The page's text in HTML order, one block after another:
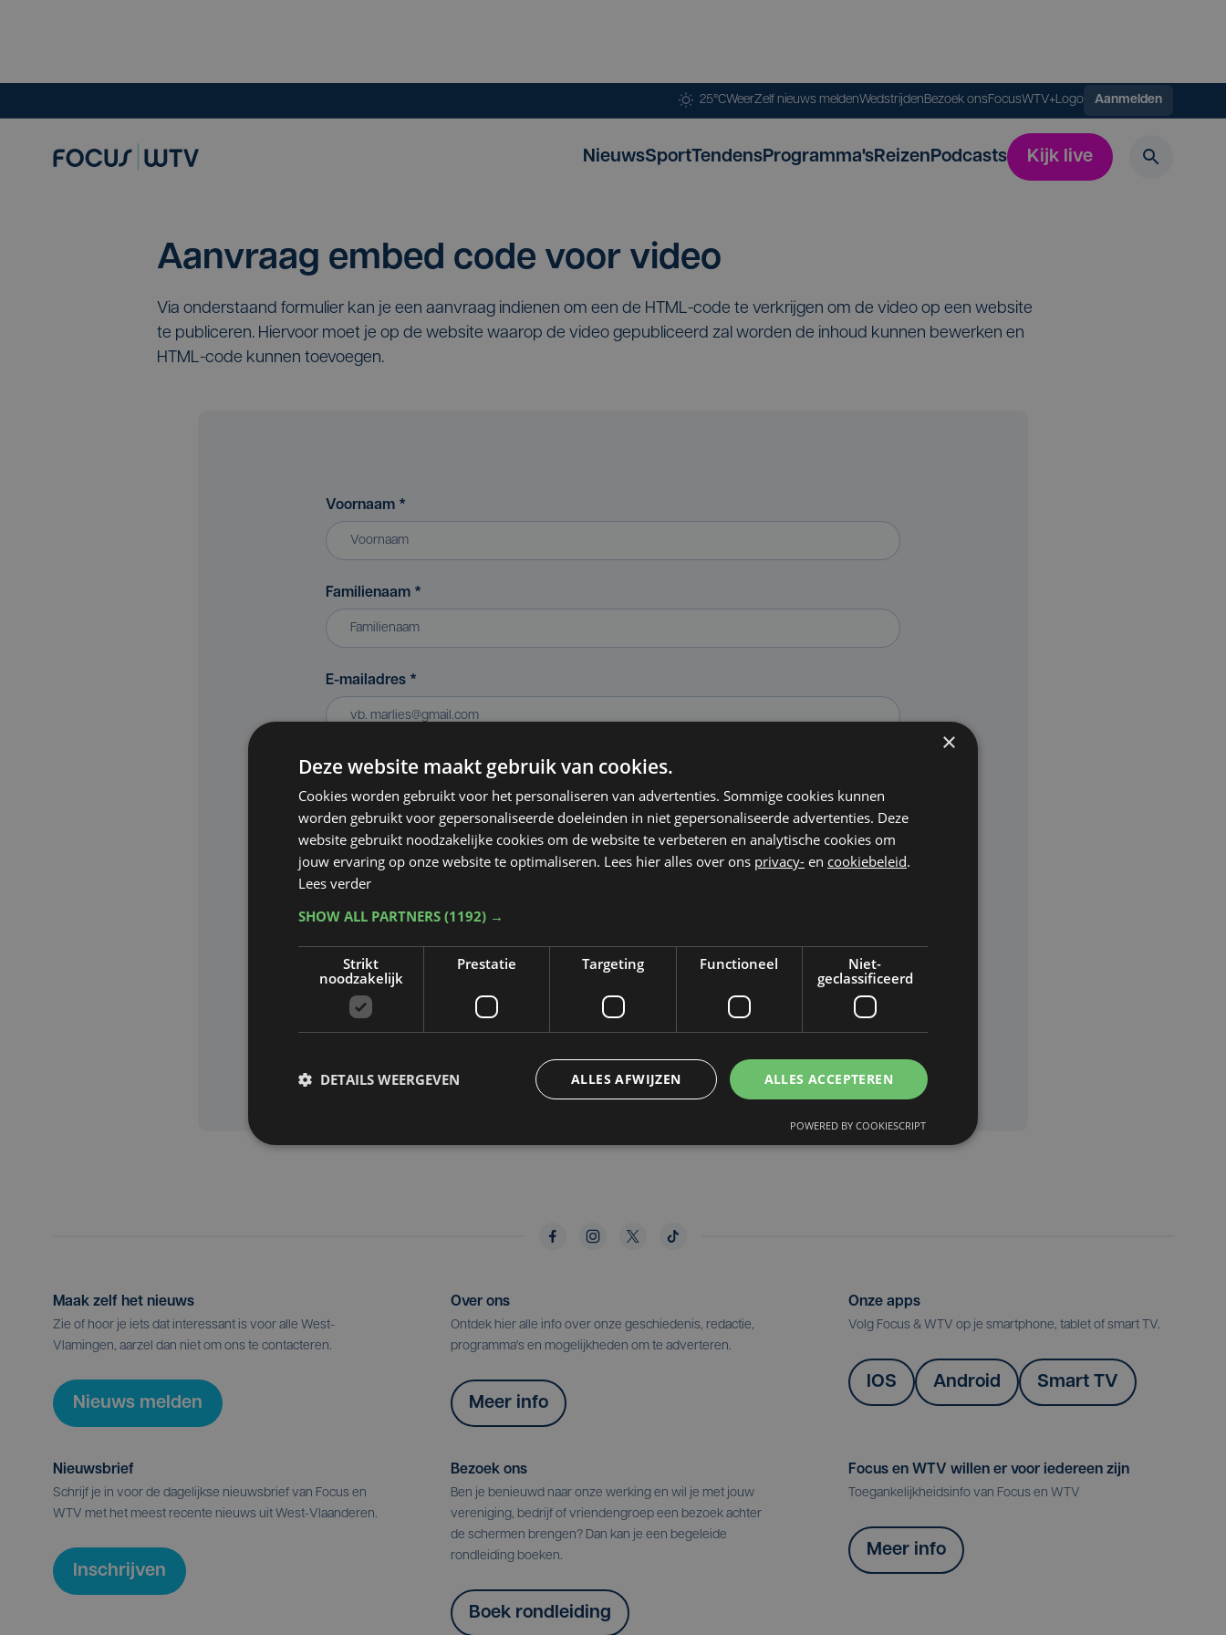
25°CWeerZelf nieuws meldenWedstrijdenBezoek onsFocusWTV+Logo Aanmelden
NieuwsSportTendensProgramma'sReizenPodcasts Kijk live
Aanvraag embed code voor video
Via onderstaand formulier kan je een aanvraag indienen om een de HTML-code te verkrijgen om de video op een website
te publiceren. Hiervoor moet je op de website waarop de video gepubliceerd zal worden de inhoud kunnen bewerken en
HTML-code kunnen toevoegen.
Voornaam *
Familienaam *
E-mailadres *
Bedrijf of vereniging (indien van toepassing)
Website waarop de video gepubliceerd zal worden*
Google zijn van toepassing.
Aanvragen
Maak zelf het nieuws
Zie of hoor je iets dat interessant is voor alle West-
Vlamingen, aarzel dan niet om ons te contacteren.
Nieuws melden
Over ons
Ontdek hier alle info over onze geschiedenis, redactie,
programma's en mogelijkheden om te adverteren.
Meer info
Onze apps
Volg Focus & WTV op je smartphone, tablet of smart TV.
IOS Android Smart TV
Nieuwsbrief
Schrijf je in voor de dagelijkse nieuwsbrief van Focus en
WTV met het meest recente nieuws uit West-Vlaanderen.
Inschrijven
Bezoek ons
Ben je benieuwd naar onze werking en wil je met jouw
vereniging, bedrijf of vriendengroep een bezoek achter
de schermen brengen? Dan kan je een begeleide
rondleiding boeken.
Boek rondleiding
Focus en WTV willen er voor iedereen zijn
Toegankelijkheidsinfo van Focus en WTV
Meer info
×
Deze website maakt gebruik van cookies.
Cookies worden gebruikt voor het personaliseren van advertenties. Sommige cookies kunnen
worden gebruikt voor gepersonaliseerde doeleinden in niet gepersonaliseerde advertenties. Deze
website gebruikt noodzakelijke cookies om de website te verbeteren en analytische cookies om
jouw ervaring op onze website te optimaliseren. Lees hier alles over ons privacy- en cookiebeleid.
Lees verder
SHOW ALL PARTNERS (1192) →
Strikt
noodzakelijk
Prestatie Targeting Functioneel
Niet-
geclassificeerd
ALLES ACCEPTEREN
ALLES AFWIJZEN
DETAILS WEERGEVEN
POWERED BY COOKIESCRIPT